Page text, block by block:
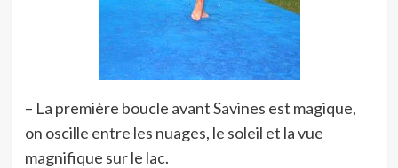
– La première boucle avant Savines est magique,
on oscille entre les nuages, le soleil et la vue
magnifique sur le lac.